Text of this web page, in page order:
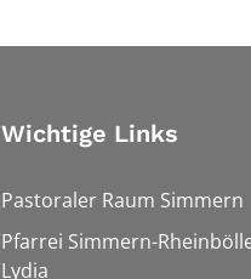
Wichtige Links
Pastoraler Raum Simmern
Pfarrei Simmern-
Lydia